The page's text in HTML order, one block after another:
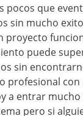
pocos que
sin mucho
proyecto
puede
sin
profesional con
a entrar
pero si